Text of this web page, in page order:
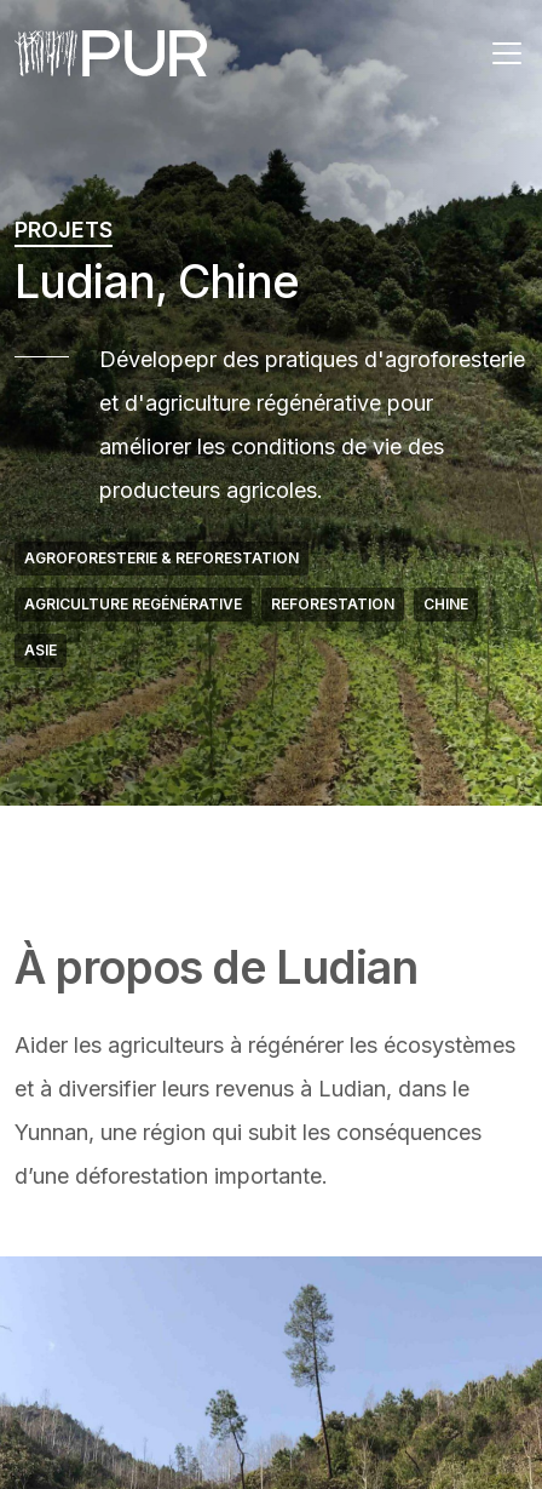
Main Navigation
PROJETS
Ludian, Chine
Dévelopepr des pratiques d'agroforesterie
et d'agriculture régénérative pour
améliorer les conditions de vie des
producteurs agricoles.
AGROFORESTERIE & REFORESTATION
AGRICULTURE REGÉNÉRATIVE REFORESTATION CHINE
ASIE
À propos de Ludian
Aider les agriculteurs à régénérer les écosystèmes
et à diversifier leurs revenus à Ludian, dans le
Yunnan, une région qui subit les conséquences
d’une déforestation importante.